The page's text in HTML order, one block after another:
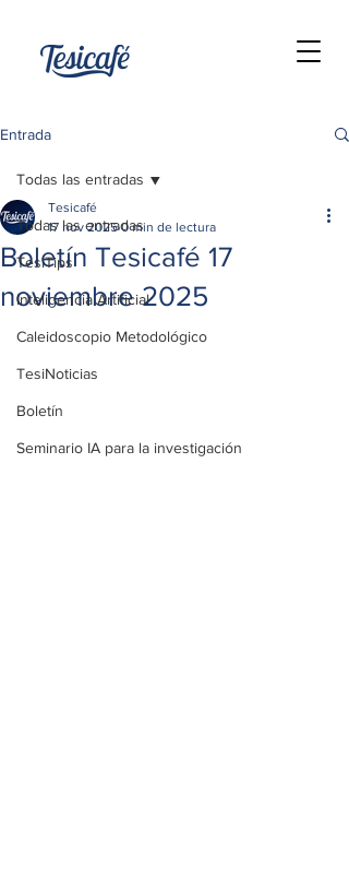
Entrada
Todas las entradas
TesiTips
Inteligencia Artificial
Caleidoscopio Metodológico
TesiNoticias
Boletín
Seminario IA para la investigación
Todas las entradas
Boletín Tesicafé 17
noviembre 2025
Tesicafé
17 nov 2025 0 min de lectura